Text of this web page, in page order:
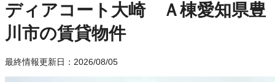
ディアコート大崎 Ａ棟愛知県豊
川市の賃貸物件
最終情報更新日：2026/08/05